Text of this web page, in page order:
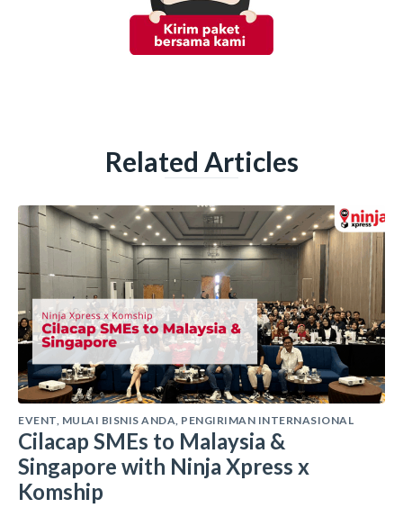
Related Articles
EVENT, MULAI BISNIS ANDA, PENGIRIMAN INTERNASIONAL
Cilacap SMEs to Malaysia &
Singapore with Ninja Xpress x
Komship